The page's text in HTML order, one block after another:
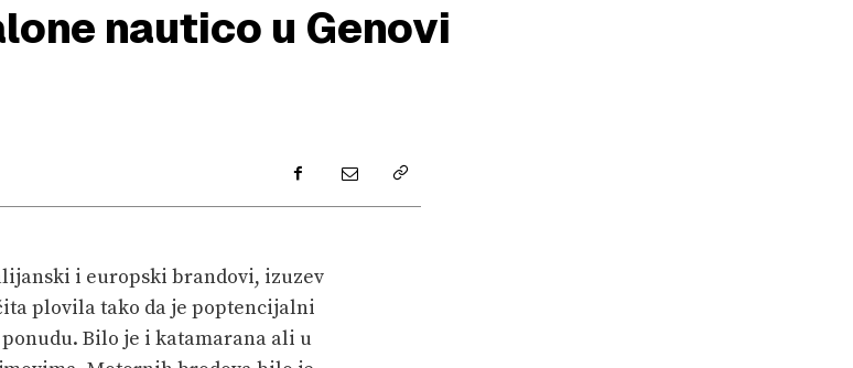
SPORT
PRETPLATA
SHOP
nautico u Genovi
i europski brandovi, izuzev
plovila tako da je poptencijalni
Bilo je i katamarana ali u